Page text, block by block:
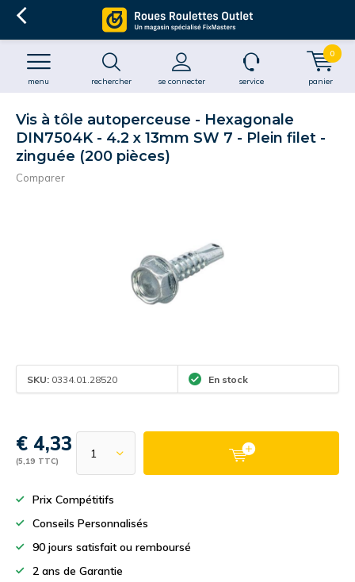
rechercher se connecter
menu service panier
0
Vis à tôle autoperceuse - Hexagonale
DIN7504K - 4.2 x 13mm SW 7 - Plein filet -
zinguée (200 pièces)
Comparer
SKU: 0334.01.28520 En stock
€ 4,33
(5,19 TTC)
Prix Compétitifs
Conseils Personnalisés
90 jours satisfait ou remboursé
2 ans de Garantie